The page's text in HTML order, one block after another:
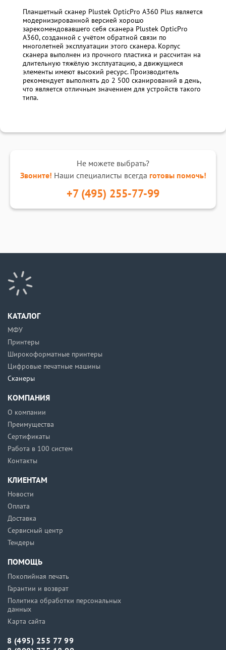
Планшетный сканер Plustek OpticPro A360 Plus является
модернизированной версией хорошо
зарекомендовавшего себя сканера Plustek OpticPro
A360, созданной с учётом обратной связи по
многолетней эксплуатации этого сканера. Корпус
сканера выполнен из прочного пластика и рассчитан на
длительную тяжёлую эксплуатацию, а движущиеся
элементы имеют высокий ресурс. Производитель
рекомендует выполнять до 2 500 сканирований в день,
что является отличным значением для устройств такого
типа.
Не можете выбрать?
Звоните! Наши специалисты всегда готовы помочь!
+7 (495) 255-77-99
КАТАЛОГ
МФУ
Принтеры
Широкоформатные принтеры
Цифровые печатные машины
Сканеры
КОМПАНИЯ
О компании
Преимущества
Сертификаты
Работа в 100 систем
Контакты
КЛИЕНТАМ
Новости
Оплата
Доставка
Сервисный центр
Тендеры
ПОМОЩЬ
Покопийная печать
Гарантии и возврат
Политика обработки персональных
данных
Карта сайта
8 (495) 255 77 99